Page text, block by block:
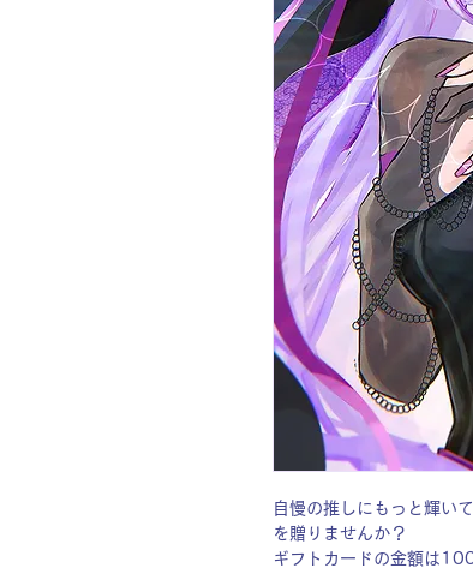
自慢の推しにもっと輝い
を贈りませんか？
ギフトカードの金額は